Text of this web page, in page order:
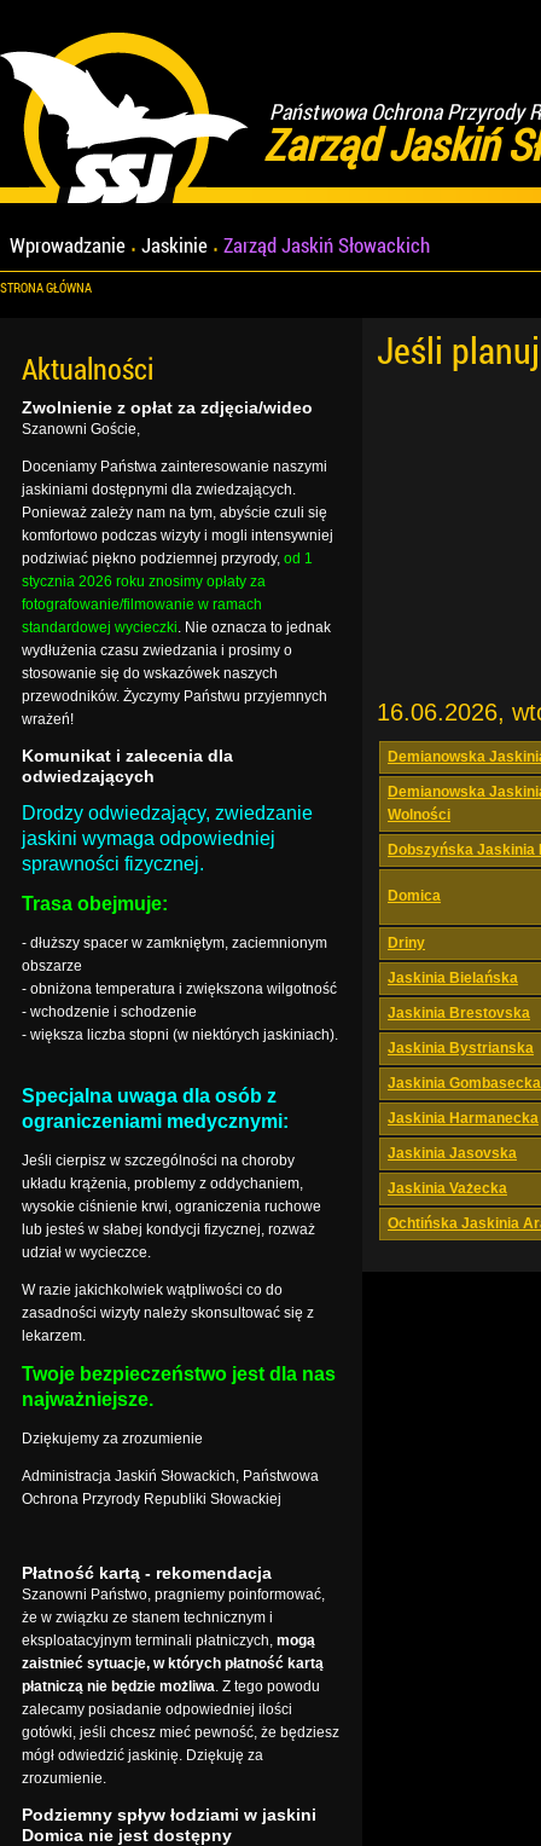
Państwowa Ochrona Przyrody
Zarząd Jaskiń
Wprowadzanie Jaskinie Zarząd Jaskiń Słowackich
STRONA GŁÓWNA
Jeśli
16.06.2026,
Demianowska
Demianowska
Wolności
Dobszyńska Jaskinia
Domica
Driny
Jaskinia Bielańska
Jaskinia Brestovska
Jaskinia Bystrianska
Jaskinia Gombasecka
Jaskinia Harmanecka
Jaskinia Jasovska
Jaskinia Vażecka
Ochtińska Jaskinia
Aktualności
Zwolnienie z opłat za zdjęcia/wideo
Szanowni Goście,
Doceniamy Państwa zainteresowanie naszymi
jaskiniami dostępnymi dla zwiedzających.
Ponieważ zależy nam na tym, abyście czuli się
komfortowo podczas wizyty i mogli intensywniej
podziwiać piękno podziemnej przyrody, od 1
stycznia 2026 roku znosimy opłaty za
fotografowanie/filmowanie w ramach
standardowej wycieczki. Nie oznacza to jednak
wydłużenia czasu zwiedzania i prosimy o
stosowanie się do wskazówek naszych
przewodników. Życzymy Państwu przyjemnych
wrażeń!
Komunikat i zalecenia dla
odwiedzających
Drodzy odwiedzający, zwiedzanie
jaskini wymaga odpowiedniej
sprawności fizycznej.
Trasa obejmuje:
- dłuższy spacer w zamkniętym, zaciemnionym
obszarze
- obniżona temperatura i zwiększona wilgotność
- wchodzenie i schodzenie
- większa liczba stopni (w niektórych jaskiniach).
Specjalna uwaga dla osób z
ograniczeniami medycznymi:
Jeśli cierpisz w szczególności na choroby
układu krążenia, problemy z oddychaniem,
wysokie ciśnienie krwi, ograniczenia ruchowe
lub jesteś w słabej kondycji fizycznej, rozważ
udział w wycieczce.
W razie jakichkolwiek wątpliwości co do
zasadności wizyty należy skonsultować się z
lekarzem.
Twoje bezpieczeństwo jest dla nas
najważniejsze.
Dziękujemy za zrozumienie
Administracja Jaskiń Słowackich, Państwowa
Ochrona Przyrody Republiki Słowackiej
Płatność kartą - rekomendacja
Szanowni Państwo, pragniemy poinformować,
że w związku ze stanem technicznym i
eksploatacyjnym terminali płatniczych, mogą
zaistnieć sytuacje, w których płatność kartą
płatniczą nie będzie możliwa. Z tego powodu
zalecamy posiadanie odpowiedniej ilości
gotówki, jeśli chcesz mieć pewność, że będziesz
mógł odwiedzić jaskinię. Dziękuję za
zrozumienie.
Podziemny spływ łodziami w jaskini
Domica nie jest dostępny